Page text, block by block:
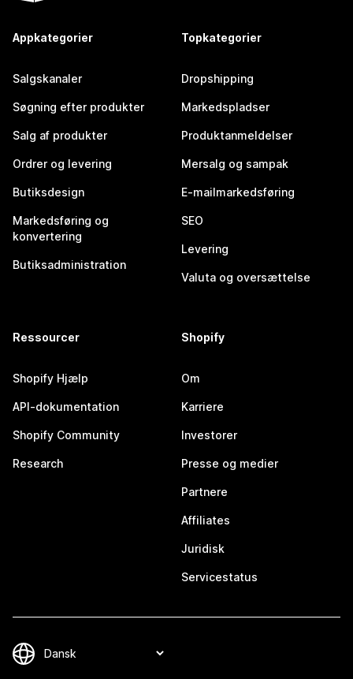
Appkategorier
Salgskanaler
Søgning efter produkter
Salg af produkter
Ordrer og levering
Butiksdesign
Markedsføring og
konvertering
Butiksadministration
Topkategorier
Dropshipping
Markedspladser
Produktanmeldelser
Mersalg og sampak
E-mailmarkedsføring
SEO
Levering
Valuta og oversættelse
Ressourcer
Shopify Hjælp
API-dokumentation
Shopify Community
Research
Shopify
Om
Karriere
Investorer
Presse og medier
Partnere
Affiliates
Juridisk
Servicestatus